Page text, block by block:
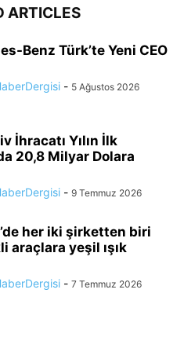
ARTICLES
Benz Türk’te Yeni CEO
- 5 Ağustos 2026
İhracatı Yılın İlk
20,8 Milyar Dolara
- 9 Temmuz 2026
her iki şirketten biri
araçlara yeşil ışık
- 7 Temmuz 2026